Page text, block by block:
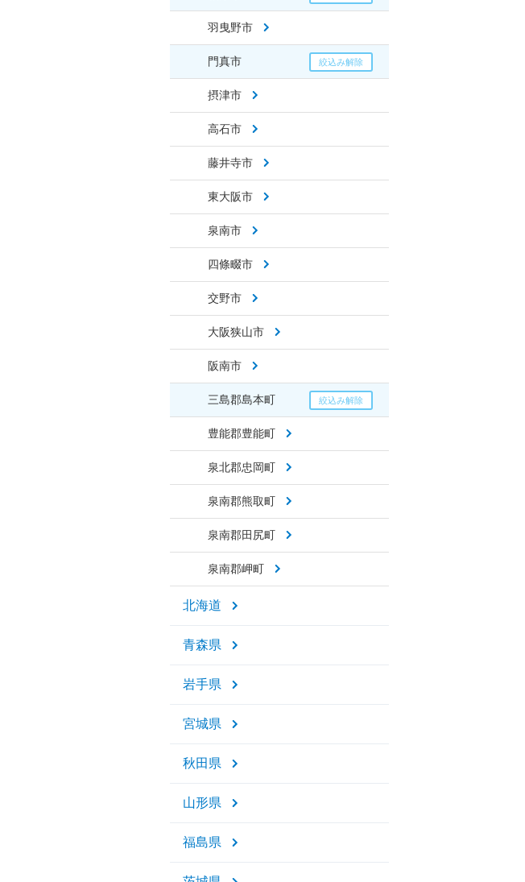
羽曳野市
門真市
摂津市
高石市
藤井寺市
東大阪市
泉南市
四條畷市
交野市
大阪狭山市
阪南市
三島郡島本町
豊能郡豊能町
泉北郡忠岡町
泉南郡熊取町
泉南郡田尻町
泉南郡岬町
北海道
青森県
岩手県
宮城県
秋田県
山形県
福島県